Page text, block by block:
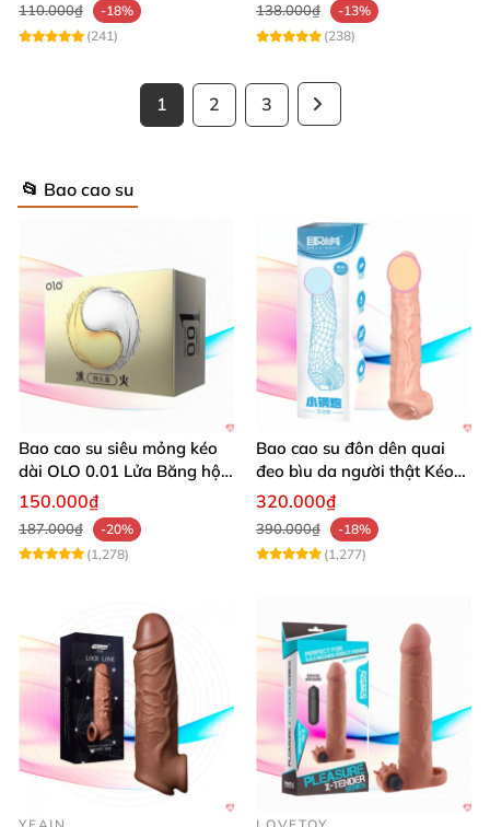
110.000₫
-18%
(241)
138.000₫
-13%
(238)
1 2 3
📂 Bao cao su
Bao cao su siêu mỏng kéo
dài OLO 0.01 Lửa Băng hộp
10 cái
150.000₫
187.000₫
-20%
(1,278)
Bao cao su đôn dên quai
đeo bìu da người thật Kéo
dài thời gian yêu
320.000₫
390.000₫
-18%
(1,277)
YEAIN LOVETOY